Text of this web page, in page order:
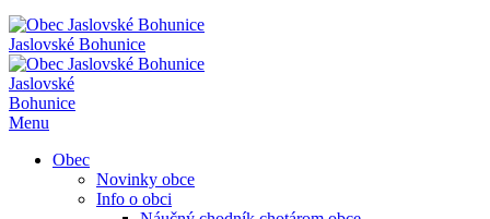
Jaslovské Bohunice
Jaslovské
Bohunice
Menu
Obec
Novinky obce
Info o obci